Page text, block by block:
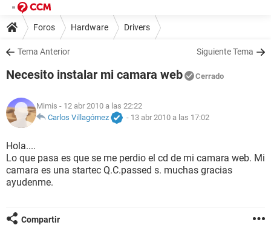
Foros Hardware Drivers
Tema Anterior Siguiente Tema
Necesito instalar mi camara web Cerrado
Mimis - 12 abr 2010 a las 22:22
Carlos Villagómez
- 13 abr 2010 a las 17:02
Hola....
Lo que pasa es que se me perdio el cd de mi camara web. Mi
camara es una startec Q.C.passed s. muchas gracias
ayudenme.
Compartir